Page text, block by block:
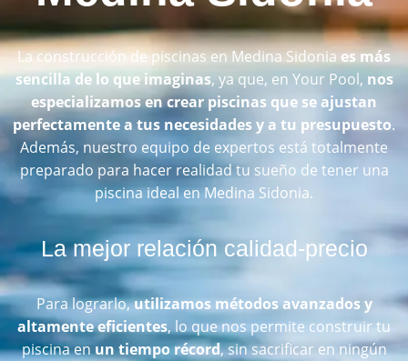
La construcción de piscinas en Medina Sidonia es más
sencilla de lo que imaginas, ya que, en Your Pool, nos
especializamos en crear piscinas que se ajustan
perfectamente a tus necesidades y a tu presupuesto.
Además, nuestro equipo de expertos está totalmente
preparado para hacer realidad tu sueño de tener una
piscina ideal en Medina Sidonia.
La mejor relación calidad-precio
Para lograrlo,utilizamos métodos avanzados y
altamente eficientes, lo que nos permite construir tu
piscina en un tiempo récord, sin sacrificar en ningún